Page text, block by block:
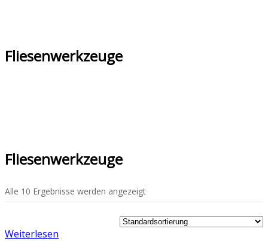
Fliesenwerkzeuge
Fliesenwerkzeuge
Alle 10 Ergebnisse werden angezeigt
Weiterlesen